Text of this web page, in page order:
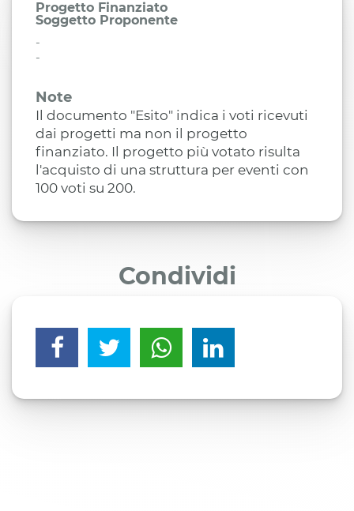
Progetto Finanziato
Soggetto Proponente
-
-
Note
Il documento "Esito" indica i voti ricevuti
dai progetti ma non il progetto
finanziato. Il progetto più votato risulta
l'acquisto di una struttura per eventi con
100 voti su 200.
Condividi